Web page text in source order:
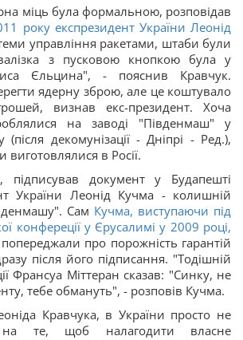
міць була формальною, розповідав
року експрезидент України Леонід
управління ракетами, штаби були
з пусковою кнопкою була у
Єльцина", - пояснив Кравчук.
ядерну зброю, але це коштувало
визнав екс-президент. Хоча
на заводі "Південмаш" у
(після декомунізації - Дніпрі - Ред.),
виготовлялися в Росії.
підписував документ у Будапешті
України Леонід Кучма - колишній
Сам Кучма, виступаючи під
конфереції у Єрусалимі у 2009 році,
про порожність гарантій
після його підписання. "Тодішній
Франсуа Міттеран сказав: "Синку, не
тебе обмануть", - розповів Кучма.
Кравчука, в України просто не
те, щоб налагодити власне